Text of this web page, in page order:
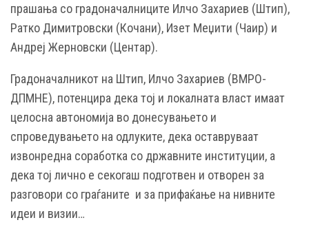
прашања со градоначалниците Илчо Захариев (Штип),
Ратко Димитровски (Кочани), Изет Меџити (Чаир) и
Андреј Жерновски (Центар).
Градоначалникот на Штип, Илчо Захариев (ВМРО-
ДПМНЕ), потенцира дека тој и локалната власт имаат
целосна автономија во донесувањето и
спроведувањето на одлуките, дека оставруваат
извонредна соработка со државните институции, а
дека тој лично е секогаш подготвен и отворен за
разговори со граѓаните и за прифаќање на нивните
идеи и визии…